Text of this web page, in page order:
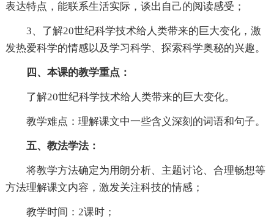
表达特点，能联系生活实际，谈出自己的阅读感受；
3、了解20世纪科学技术给人类带来的巨大变化，激
发热爱科学的情感以及学习科学、探索科学奥秘的兴趣。
四、本课的教学重点：
了解20世纪科学技术给人类带来的巨大变化。
教学难点：理解课文中一些含义深刻的词语和句子。
五、教法学法：
将教学方法确定为用朗分析、主题讨论、合理畅想等
方法理解课文内容，激发关注科技的情感；
教学时间：2课时；